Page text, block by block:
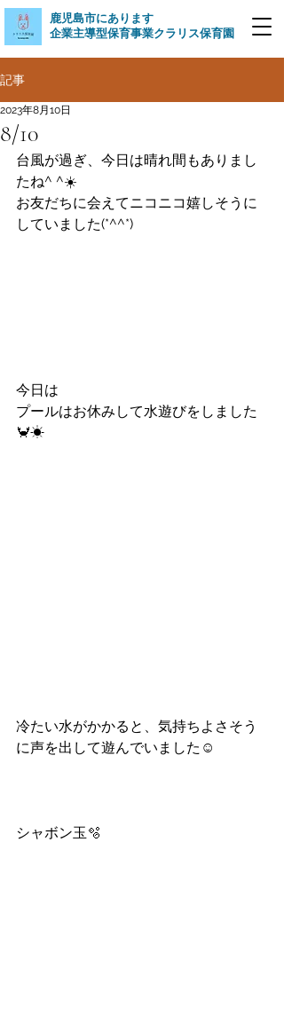
​鹿児島市にあります
企業主導型保育事業クラリス保育園
記事
8/10
2023年8月10日
台風が過ぎ、今日は晴れ間もありまし
たね^ ^☀️
お友だちに会えてニコニコ嬉しそうに
していました(*^^*)
今日は
プールはお休みして水遊びをしました
🦀☀
冷たい水がかかると、気持ちよさそう
に声を出して遊んでいました☺️
シャボン玉🫧